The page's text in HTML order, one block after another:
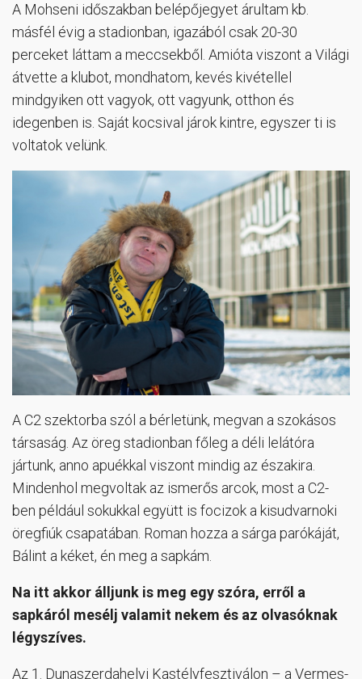
A Mohseni időszakban belépőjegyet árultam kb.
másfél évig a stadionban, igazából csak 20-30
perceket láttam a meccsekből. Amióta viszont a Világi
átvette a klubot, mondhatom, kevés kivétellel
mindgyiken ott vagyok, ott vagyunk, otthon és
idegenben is. Saját kocsival járok kintre, egyszer ti is
voltatok velünk.
A C2 szektorba szól a bérletünk, megvan a szokásos
társaság. Az öreg stadionban főleg a déli lelátóra
jártunk, anno apuékkal viszont mindig az északira.
Mindenhol megvoltak az ismerős arcok, most a C2-
ben például sokukkal együtt is focizok a kisudvarnoki
öregfiúk csapatában. Roman hozza a sárga parókáját,
Bálint a kéket, én meg a sapkám.
Na itt akkor álljunk is meg egy szóra, erről a
sapkáról mesélj valamit nekem és az olvasóknak
légyszíves.
Az 1. Dunaszerdahelyi Kastélyfesztiválon – a Vermes-